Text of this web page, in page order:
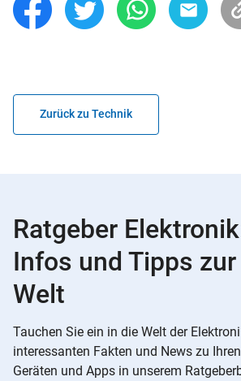
Zurück zu Technik
Ratgeber
Infos und Tipps
Welt
Tauchen Sie ein in die Welt der
interessanten Fakten und News zu
Geräten und Apps in unserem